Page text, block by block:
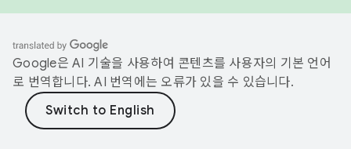
Google은 AI 기술을 사용하여 콘텐츠를 사용자의 기본 언어
로 번역합니다. AI 번역에는 오류가 있을 수 있습니다.